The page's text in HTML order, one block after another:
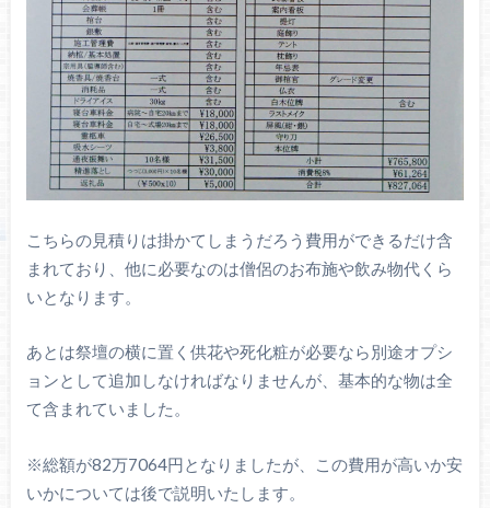
こちらの見積りは掛かてしまうだろう費用ができるだけ含
まれており、他に必要なのは僧侶のお布施や飲み物代くら
いとなります。
あとは祭壇の横に置く供花や死化粧が必要なら別途オプシ
ョンとして追加しなければなりませんが、基本的な物は全
て含まれていました。
※総額が82万7064円となりましたが、この費用が高いか安
いかについては後で説明いたします。